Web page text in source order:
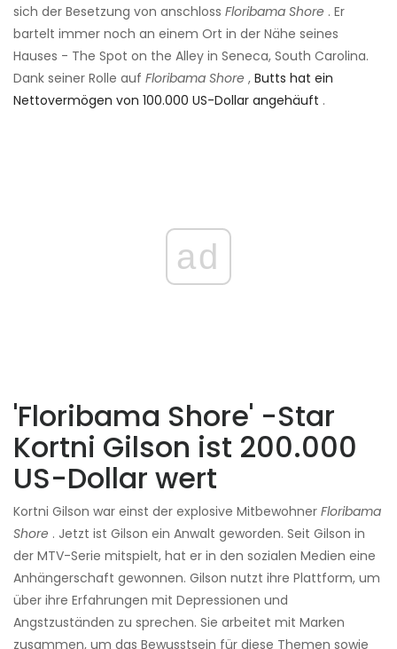
sich der Besetzung von anschloss Floribama Shore . Er
bartelt immer noch an einem Ort in der Nähe seines
Hauses - The Spot on the Alley in Seneca, South Carolina.
Dank seiner Rolle auf Floribama Shore , Butts hat ein
Nettovermögen von 100.000 US-Dollar angehäuft .
ad
'Floribama Shore' -Star
Kortni Gilson ist 200.000
US-Dollar wert
Kortni Gilson war einst der explosive Mitbewohner Floribama
Shore . Jetzt ist Gilson ein Anwalt geworden. Seit Gilson in
der MTV-Serie mitspielt, hat er in den sozialen Medien eine
Anhängerschaft gewonnen. Gilson nutzt ihre Plattform, um
über ihre Erfahrungen mit Depressionen und
Angstzuständen zu sprechen. Sie arbeitet mit Marken
zusammen, um das Bewusstsein für diese Themen sowie